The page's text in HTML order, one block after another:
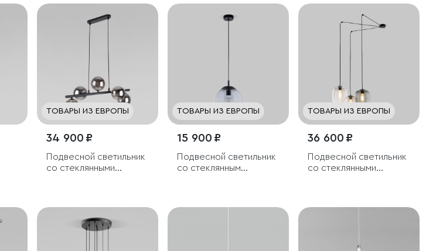
ТОВАРЫ ИЗ ЕВРОПЫ
34 900 ₽
Подвесной светильник
со стеклянными
ТОВАРЫ ИЗ ЕВРОПЫ
15 900 ₽
Подвесной светильник
со стеклянным
ТОВАРЫ ИЗ ЕВРОПЫ
36 600 ₽
Подвесной светильник
со стеклянными